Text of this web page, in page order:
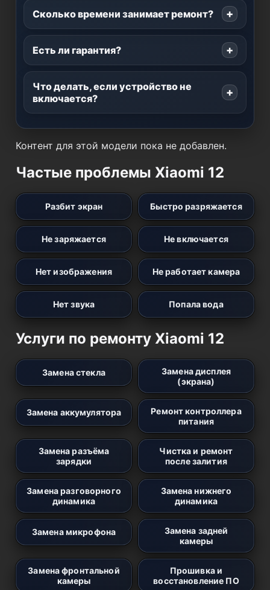
Сколько времени занимает ремонт?
Есть ли гарантия?
Что делать, если устройство не
включается?
Контент для этой модели пока не добавлен.
Частые проблемы Xiaomi 12
Разбит экран Быстро разряжается
Не заряжается Не включается
Нет изображения Не работает камера
Нет звука Попала вода
Услуги по ремонту Xiaomi 12
Замена стекла
Замена дисплея
(экрана)
Замена аккумулятора
Ремонт контроллера
питания
Замена разъёма
зарядки
Чистка и ремонт
после залития
Замена разговорного
динамика
Замена нижнего
динамика
Замена микрофона
Замена задней
камеры
Замена фронтальной
камеры
Прошивка и
восстановление ПО